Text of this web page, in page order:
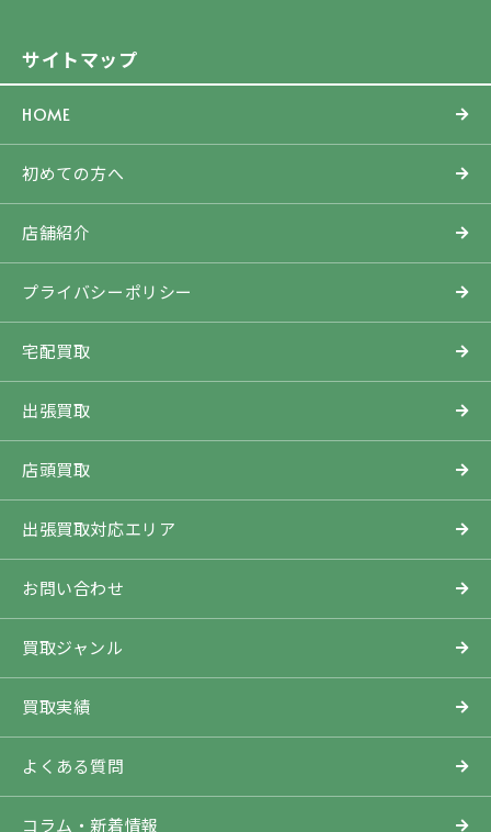
サイトマップ
HOME
初めての方へ
店舗紹介
プライバシーポリシー
宅配買取
出張買取
店頭買取
出張買取対応エリア
お問い合わせ
買取ジャンル
買取実績
よくある質問
コラム・新着情報